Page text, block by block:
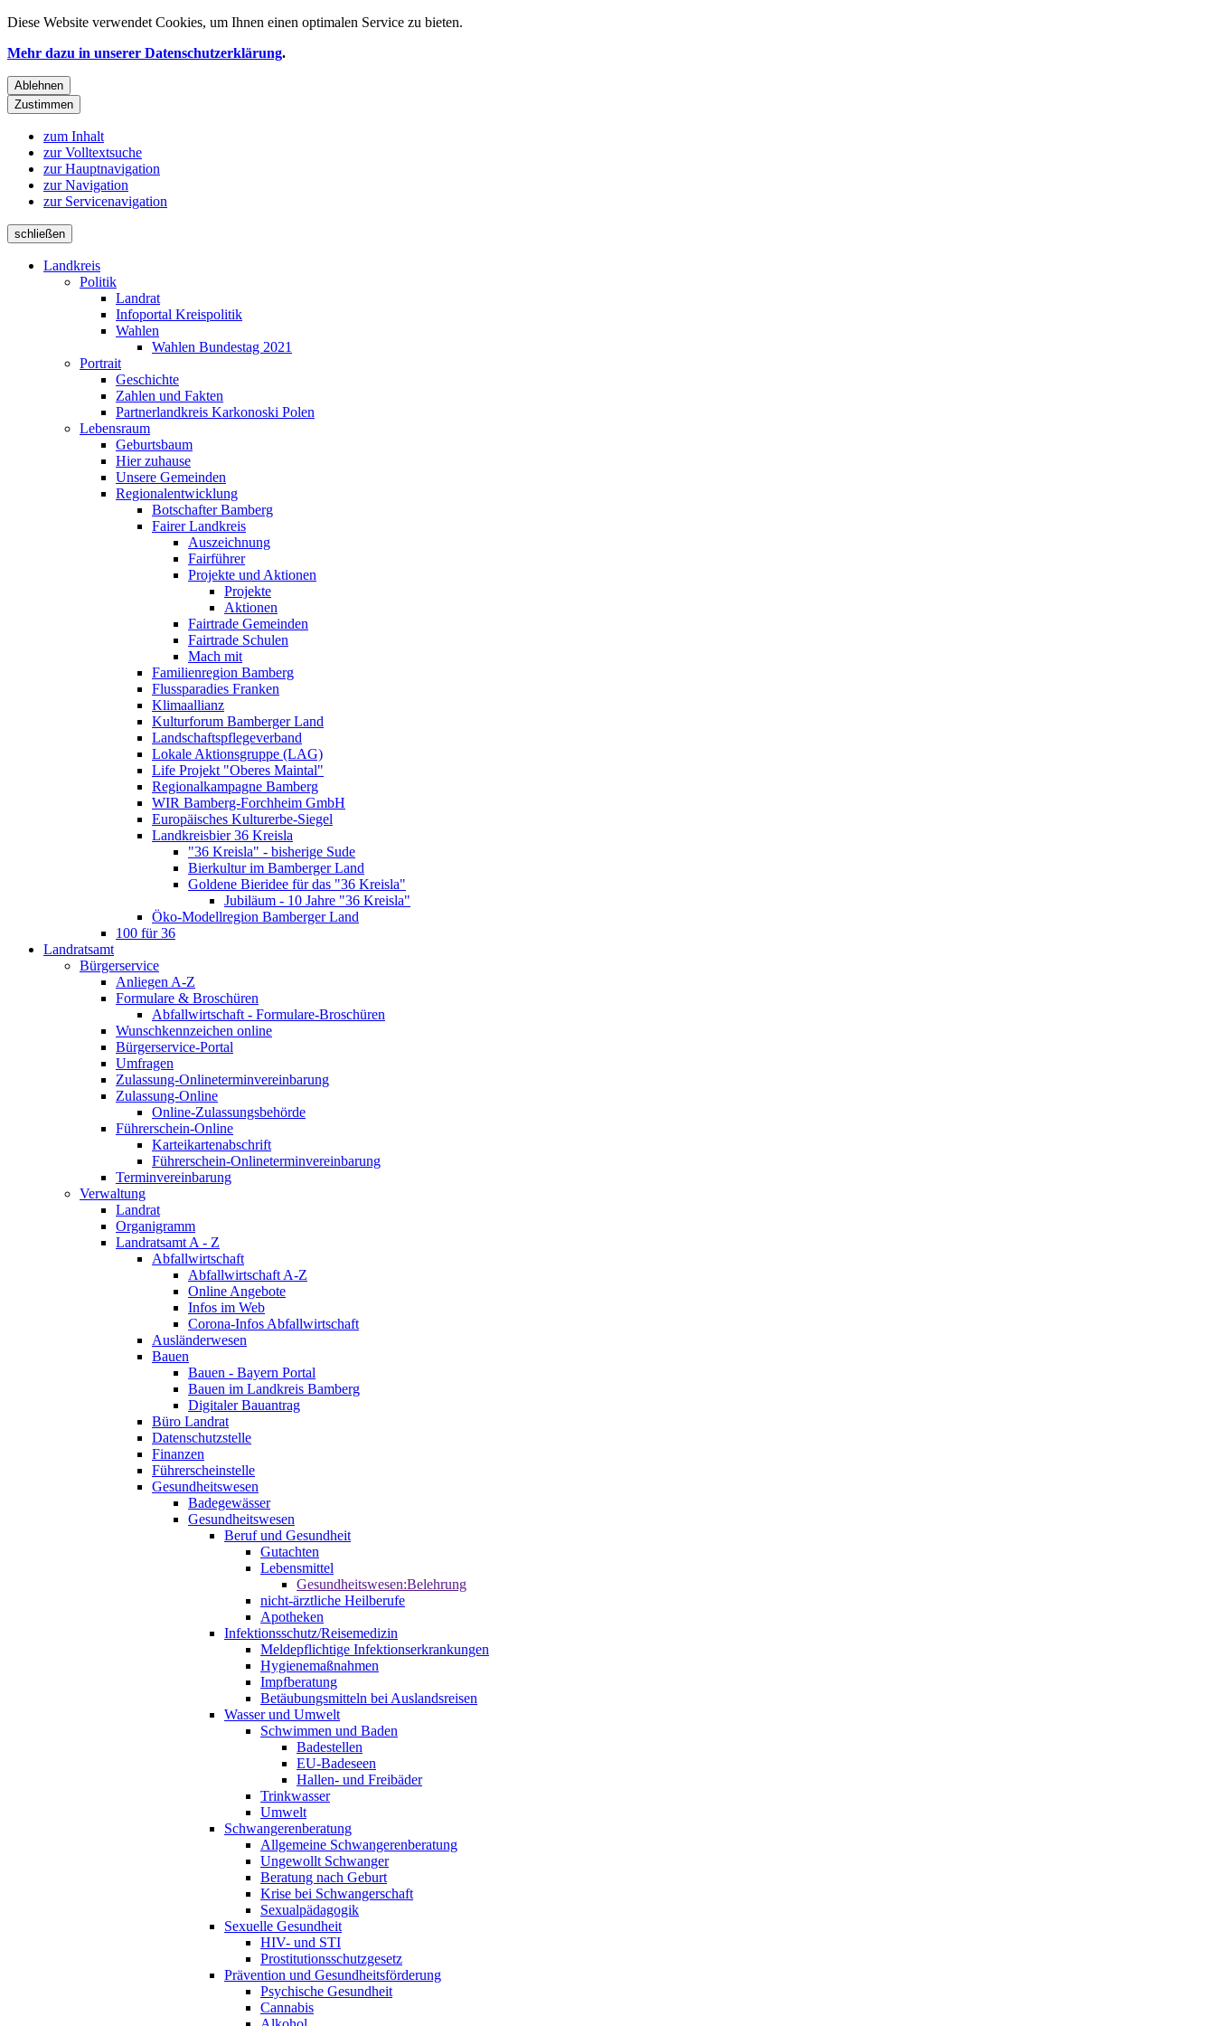
Diese Website verwendet Cookies, um Ihnen einen optimalen Service zu bieten.
Mehr dazu in unserer Datenschutzerklärung.
Ablehnen
Zustimmen
zum Inhalt
zur Volltextsuche
zur Hauptnavigation
zur Navigation
zur Servicenavigation
schließen
Landkreis
Politik
Landrat
Infoportal Kreispolitik
Wahlen
Wahlen Bundestag 2021
Portrait
Geschichte
Zahlen und Fakten
Partnerlandkreis Karkonoski Polen
Lebensraum
Geburtsbaum
Hier zuhause
Unsere Gemeinden
Regionalentwicklung
Botschafter Bamberg
Fairer Landkreis
Auszeichnung
Fairführer
Projekte und Aktionen
Projekte
Aktionen
Fairtrade Gemeinden
Fairtrade Schulen
Mach mit
Familienregion Bamberg
Flussparadies Franken
Klimaallianz
Kulturforum Bamberger Land
Landschaftspflegeverband
Lokale Aktionsgruppe (LAG)
Life Projekt "Oberes Maintal"
Regionalkampagne Bamberg
WIR Bamberg-Forchheim GmbH
Europäisches Kulturerbe-Siegel
Landkreisbier 36 Kreisla
"36 Kreisla" - bisherige Sude
Bierkultur im Bamberger Land
Goldene Bieridee für das "36 Kreisla"
Jubiläum - 10 Jahre "36 Kreisla"
Öko-Modellregion Bamberger Land
100 für 36
Landratsamt
Bürgerservice
Anliegen A-Z
Formulare & Broschüren
Abfallwirtschaft - Formulare-Broschüren
Wunschkennzeichen online
Bürgerservice-Portal
Umfragen
Zulassung-Onlineterminvereinbarung
Zulassung-Online
Online-Zulassungsbehörde
Führerschein-Online
Karteikartenabschrift
Führerschein-Onlineterminvereinbarung
Terminvereinbarung
Verwaltung
Landrat
Organigramm
Landratsamt A - Z
Abfallwirtschaft
Abfallwirtschaft A-Z
Online Angebote
Infos im Web
Corona-Infos Abfallwirtschaft
Ausländerwesen
Bauen
Bauen - Bayern Portal
Bauen im Landkreis Bamberg
Digitaler Bauantrag
Büro Landrat
Datenschutzstelle
Finanzen
Führerscheinstelle
Gesundheitswesen
Badegewässer
Gesundheitswesen
Beruf und Gesundheit
Gutachten
Lebensmittel
Gesundheitswesen:Belehrung
nicht-ärztliche Heilberufe
Apotheken
Infektionsschutz/Reisemedizin
Meldepflichtige Infektionserkrankungen
Hygienemaßnahmen
Impfberatung
Betäubungsmitteln bei Auslandsreisen
Wasser und Umwelt
Schwimmen und Baden
Badestellen
EU-Badeseen
Hallen- und Freibäder
Trinkwasser
Umwelt
Schwangerenberatung
Allgemeine Schwangerenberatung
Ungewollt Schwanger
Beratung nach Geburt
Krise bei Schwangerschaft
Sexualpädagogik
Sexuelle Gesundheit
HIV- und STI
Prostitutionsschutzgesetz
Prävention und Gesundheitsförderung
Psychische Gesundheit
Cannabis